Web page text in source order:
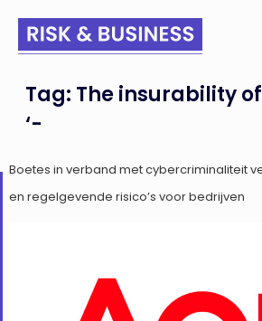
Tag: The insurability
‘-
Boetes in verband met cybercriminaliteit
en regelgevende risico’s voor bedrijven